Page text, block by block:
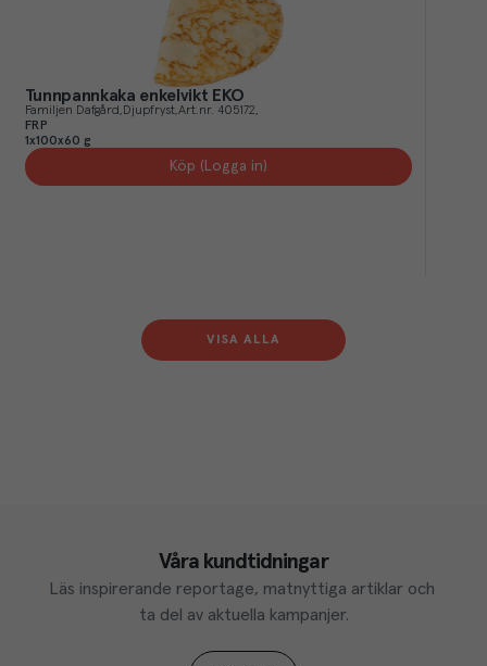
Tunnpannkaka enkelvikt EKO
Familjen Dafgård Djupfryst Art.nr. 405172
FRP
1x100x60 g
Köp (Logga in)
VISA ALLA
Våra kundtidningar
Läs inspirerande reportage, matnyttiga artiklar och
ta del av aktuella kampanjer.